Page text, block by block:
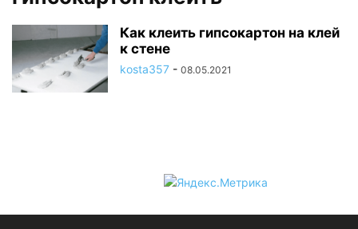
Как клеить гипсокартон на клей
к стене
kosta357 - 08.05.2021